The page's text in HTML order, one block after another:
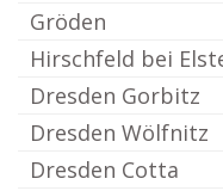
Gröden
Hirschfeld bei
Dresden Gorbitz
Dresden Wölfnitz
Dresden Cotta